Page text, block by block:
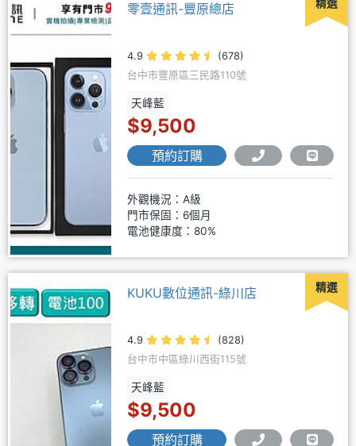
精選
零壹通訊-豐原總店
4.9
(678)
台中市豐原區三民路110號
天峰藍
$9,500
預約訂購
外觀機況：A級
門市保固：6個月
電池健康度：80%
精選
KUKU數位通訊-綠川店
4.9
(828)
台中市中區綠川西街115號
天峰藍
$9,500
預約訂購